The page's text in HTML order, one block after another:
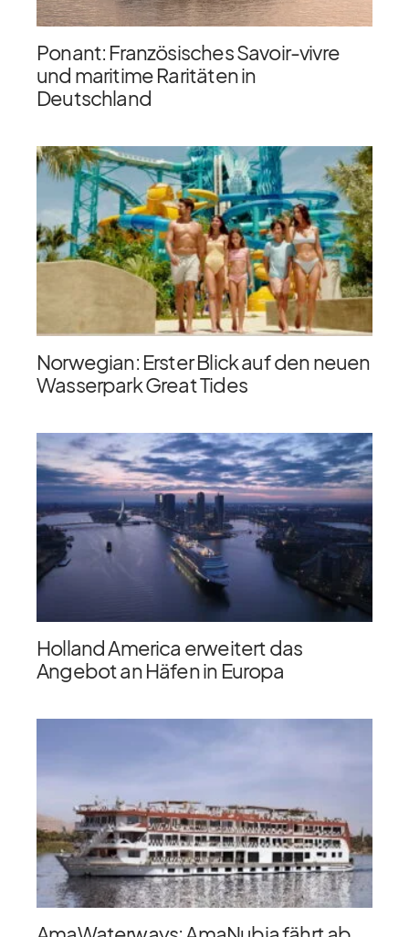
Ponant: Französisches Savoir-vivre
und maritime Raritäten in
Deutschland
Norwegian: Erster Blick auf den neuen
Wasserpark Great Tides
Holland America erweitert das
Angebot an Häfen in Europa